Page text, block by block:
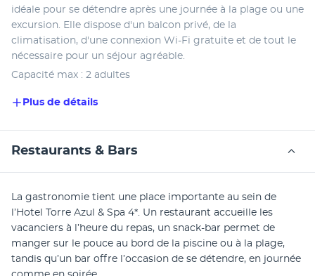
idéale pour se détendre après une journée à la plage ou une
excursion. Elle dispose d'un balcon privé, de la
climatisation, d'une connexion Wi-Fi gratuite et de tout le
nécessaire pour un séjour agréable.
Capacité max : 2 adultes
Plus de détails
Restaurants & Bars
La gastronomie tient une place importante au sein de
l’Hotel Torre Azul & Spa 4*. Un restaurant accueille les
vacanciers à l’heure du repas, un snack-bar permet de
manger sur le pouce au bord de la piscine ou à la plage,
tandis qu’un bar offre l’occasion de se détendre, en journée